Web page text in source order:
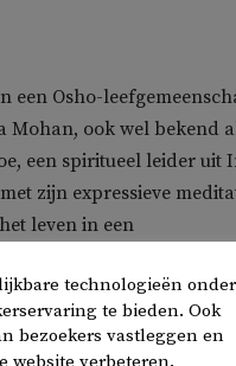
een Osho-
Mohan, ook wel bekend
een spiritueel leider uit
zijn expressieve
leven in een
en steun onder elkaar. Ik
was of als ik
me kon steunen of
mijn aanwezigheid.’
technologieën onder
te bieden. Ook
bezoekers vastleggen en